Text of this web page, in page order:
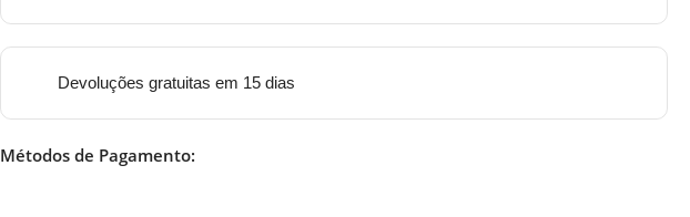
Devoluções gratuitas em 15 dias
Métodos de Pagamento: